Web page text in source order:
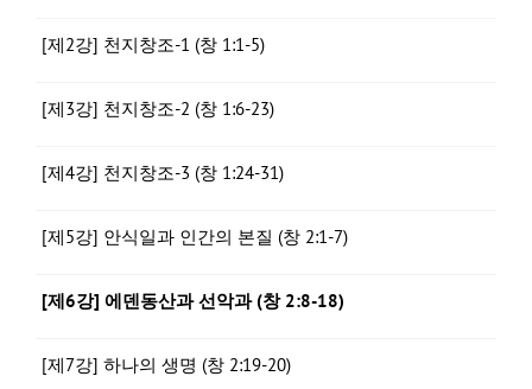
[제2강] 천지창조-1 (창 1:1-5)
[제3강] 천지창조-2 (창 1:6-23)
[제4강] 천지창조-3 (창 1:24-31)
[제5강] 안식일과 인간의 본질 (창 2:1-7)
[제6강] 에덴동산과 선악과 (창 2:8-18)
[제7강] 하나의 생명 (창 2:19-20)